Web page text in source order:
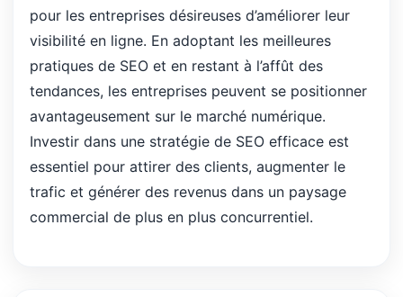
pour les entreprises désireuses d’améliorer leur
visibilité en ligne. En adoptant les meilleures
pratiques de SEO et en restant à l’affût des
tendances, les entreprises peuvent se positionner
avantageusement sur le marché numérique.
Investir dans une stratégie de SEO efficace est
essentiel pour attirer des clients, augmenter le
trafic et générer des revenus dans un paysage
commercial de plus en plus concurrentiel.